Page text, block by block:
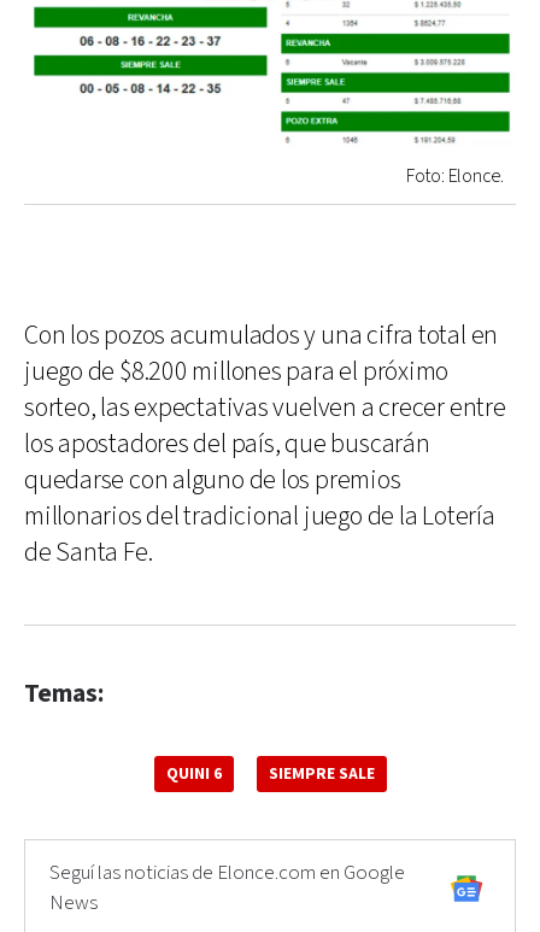
Foto: Elonce.
Con los pozos acumulados y una cifra total en
juego de $8.200 millones para el próximo
sorteo, las expectativas vuelven a crecer entre
los apostadores del país, que buscarán
quedarse con alguno de los premios
millonarios del tradicional juego de la Lotería
de Santa Fe.
Temas:
QUINI 6 SIEMPRE SALE
Seguí las noticias de Elonce.com en Google
News